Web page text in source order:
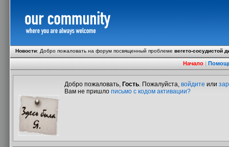
Новости:Добро пожаловать на форум посвященный проблемевегето-сосудистой
Начало|
Добро пожаловать, Гость. Пожалуйста, войдите или
Вам не пришло письмо с кодом активации?